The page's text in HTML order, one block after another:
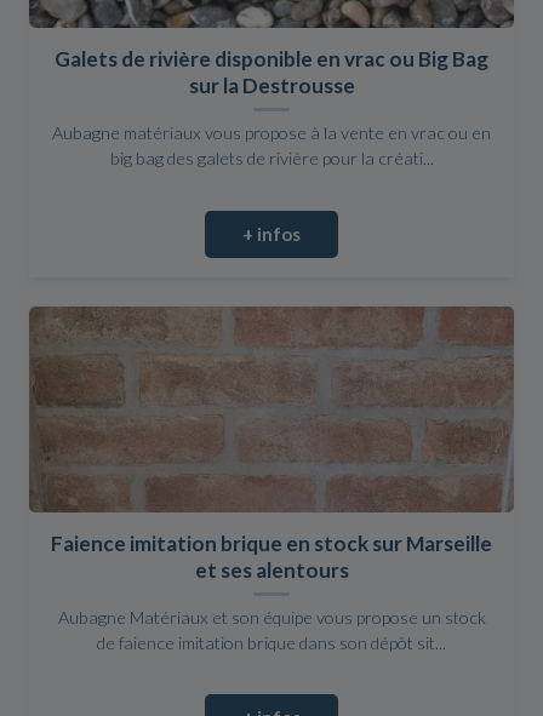
Galets de rivière disponible en vrac ou Big Bag
sur la Destrousse
Aubagne matériaux vous propose à la vente en vrac ou en
big bag des galets de rivière pour la créati...
+ infos
Faience imitation brique en stock sur Marseille
et ses alentours
Aubagne Matériaux et son équipe vous propose un stock
de faience imitation brique dans son dépôt sit...